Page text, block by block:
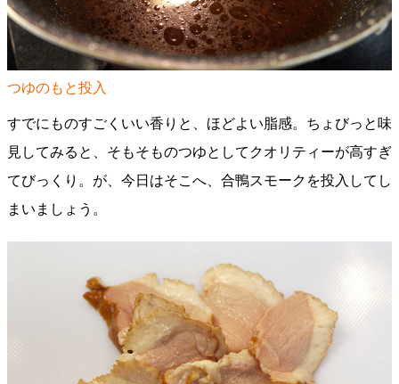
つゆのもと投入
すでにものすごくいい香りと、ほどよい脂感。ちょびっと味
見してみると、そもそものつゆとしてクオリティーが高すぎ
てびっくり。が、今日はそこへ、合鴨スモークを投入してし
まいましょう。